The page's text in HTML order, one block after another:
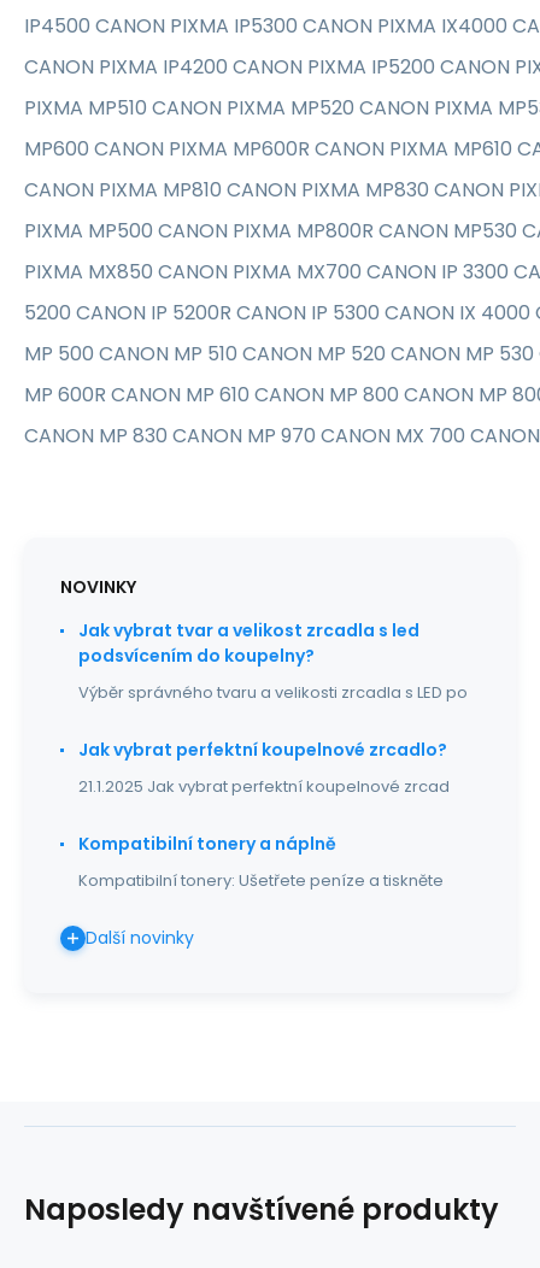
IP4500 CANON PIXMA IP5300 CANON PIXMA IX4000
CANON PIXMA IP4200 CANON PIXMA IP5200 CANON
PIXMA MP510 CANON PIXMA MP520 CANON PIXMA
MP600 CANON PIXMA MP600R CANON PIXMA MP610
CANON PIXMA MP810 CANON PIXMA MP830 CANON
PIXMA MP500 CANON PIXMA MP800R CANON MP530
PIXMA MX850 CANON PIXMA MX700 CANON IP 3300
5200 CANON IP 5200R CANON IP 5300 CANON IX 4000
MP 500 CANON MP 510 CANON MP 520 CANON MP
MP 600R CANON MP 610 CANON MP 800 CANON MP
CANON MP 830 CANON MP 970 CANON MX 700
NOVINKY
Jak vybrat tvar a velikost zrcadla s led
podsvícením do koupelny?
Výběr správného tvaru a velikosti zrcadla s LED po
Jak vybrat perfektní koupelnové zrcadlo?
21.1.2025 Jak vybrat perfektní koupelnové zrcad
Kompatibilní tonery a náplně
Kompatibilní tonery: Ušetřete peníze a tiskněte
Další novinky
Naposledy navštívené produkty